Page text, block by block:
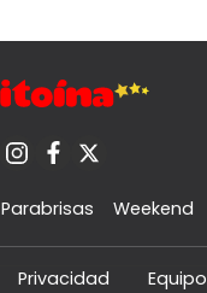
Parabrisas Weekend
Privacidad Equipo